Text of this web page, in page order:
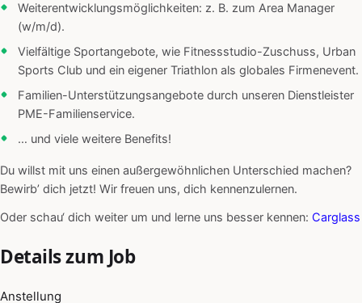
Weiterentwicklungsmöglichkeiten: z. B. zum Area Manager
(w/m/d).
Vielfältige Sportangebote, wie Fitnessstudio-Zuschuss, Urban
Sports Club und ein eigener Triathlon als globales Firmenevent.
Familien-Unterstützungsangebote durch unseren Dienstleister
PME-Familienservice.
… und viele weitere Benefits!
Du willst mit uns einen außergewöhnlichen Unterschied machen?
Bewirb’ dich jetzt! Wir freuen uns, dich kennenzulernen.
Oder schau‘ dich weiter um und lerne uns besser kennen: Carglass
Details zum Job
Anstellung